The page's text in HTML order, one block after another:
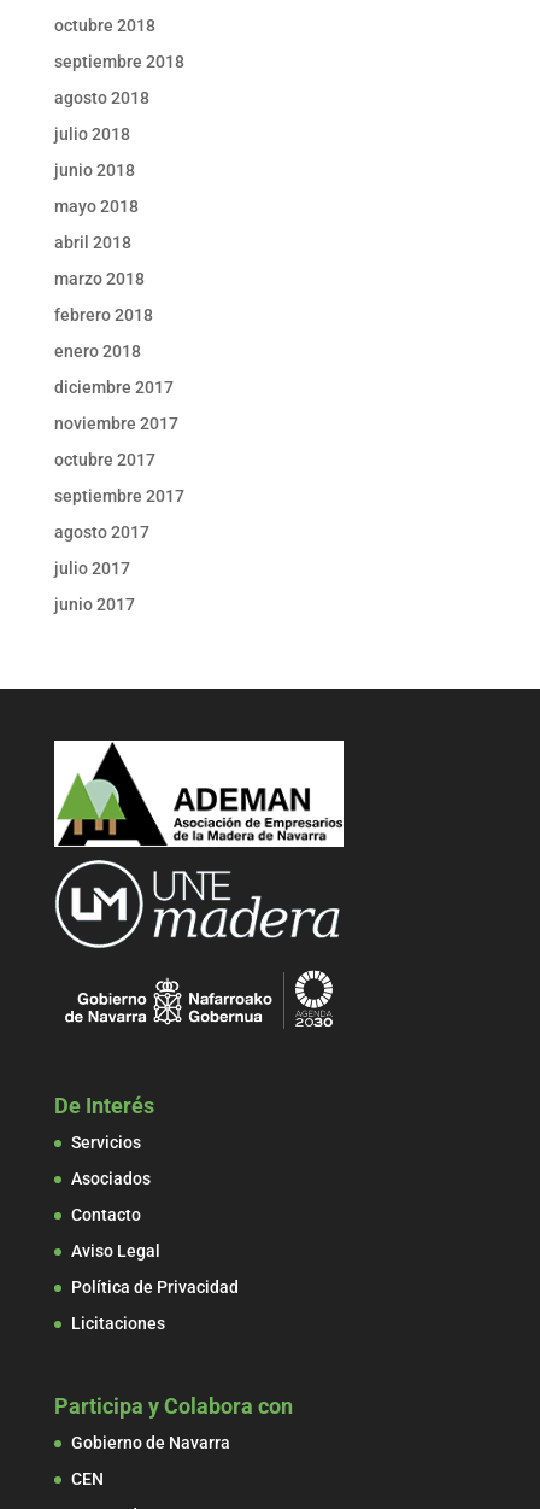
octubre 2018
septiembre 2018
agosto 2018
julio 2018
junio 2018
mayo 2018
abril 2018
marzo 2018
febrero 2018
enero 2018
diciembre 2017
noviembre 2017
octubre 2017
septiembre 2017
agosto 2017
julio 2017
junio 2017
De Interés
Servicios
Asociados
Contacto
Aviso Legal
Política de Privacidad
Licitaciones
Participa y Colabora con
Gobierno de Navarra
CEN